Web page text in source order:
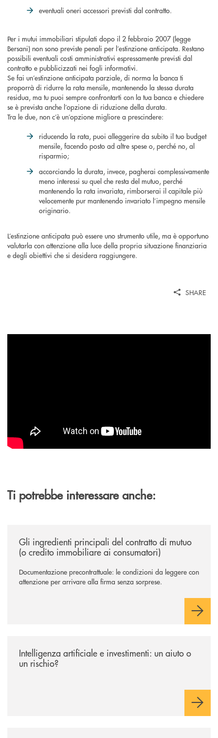
eventuali oneri accessori previsti dal contratto.
Per i mutui immobiliari stipulati dopo il 2 febbraio 2007 (legge
Bersani) non sono previste penali per l’estinzione anticipata. Restano
possibili eventuali costi amministrativi espressamente previsti dal
contratto e pubblicizzati nei fogli informativi.
Se fai un’estinzione anticipata parziale, di norma la banca ti
proporrà di ridurre la rata mensile, mantenendo la stessa durata
residua, ma tu puoi sempre confrontarti con la tua banca e chiedere
se è prevista anche l’opzione di riduzione della durata.
Tra le due, non c’è un’opzione migliore a prescindere:
riducendo la rata, puoi alleggerire da subito il tuo budget
mensile, facendo posto ad altre spese o, perché no, al
risparmio;
accorciando la durata, invece, pagherai complessivamente
meno interessi su quel che resta del mutuo, perché
mantenendo la rata invariata, rimborserai il capitale più
velocemente pur mantenendo invariato l’impegno mensile
originario.
L’estinzione anticipata può essere uno strumento utile, ma è opportuno
valutarla con attenzione alla luce della propria situazione finanziaria
e degli obiettivi che si desidera raggiungere.
SHARE
Ti potrebbe interessare anche:
Gli ingredienti principali del contratto di mutuo
(o credito immobiliare ai consumatori)
Documentazione precontrattuale: le condizioni da leggere con
attenzione per arrivare alla firma senza sorprese.
Intelligenza artificiale e investimenti: un aiuto o
un rischio?